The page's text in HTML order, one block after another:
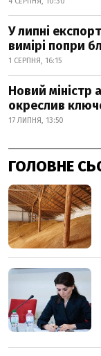
У липні
вимірі попри
1 СЕРПНЯ, 16:15
Новий міністр
окреслив
17 ЛИПНЯ, 13:50
ГОЛОВНЕ